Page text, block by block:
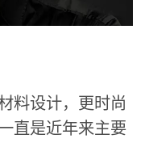
料设计，更时尚
直是近年来主要